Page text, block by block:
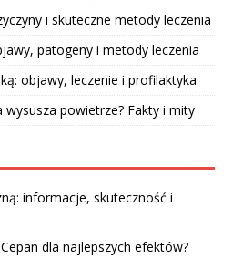
i skuteczne metody leczenia
patogeny i metody leczenia
objawy, leczenie i profilaktyka
wysusza powietrze? Fakty i mity
informacje, skuteczność i
dla najlepszych efektów?